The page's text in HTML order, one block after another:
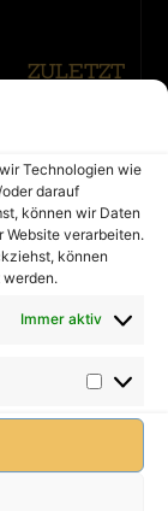
Technologien wie
darauf
können wir Daten
verarbeiten.
können
Immer aktiv
ZULETZT
Merhr
Erfahren